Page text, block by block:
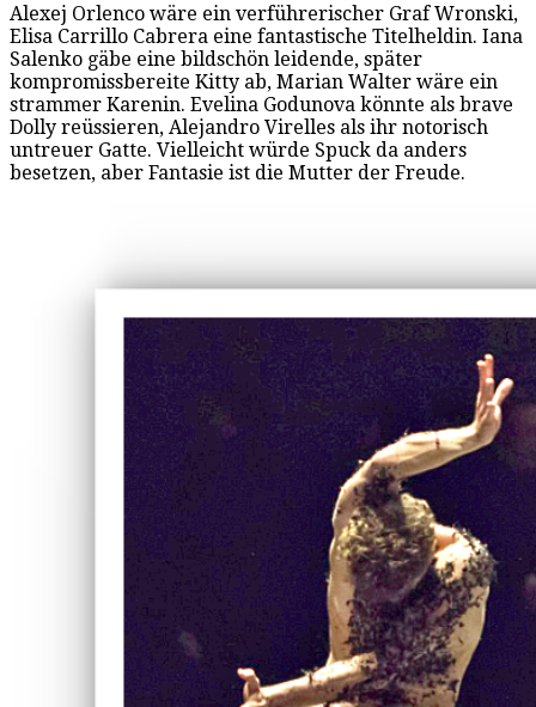
Alexej Orlenco wäre ein verführerischer Graf Wronski,
Elisa Carrillo Cabrera eine fantastische Titelheldin. Iana
Salenko gäbe eine bildschön leidende, später
kompromissbereite Kitty ab, Marian Walter wäre ein
strammer Karenin. Evelina Godunova könnte als brave
Dolly reüssieren, Alejandro Virelles als ihr notorisch
untreuer Gatte. Vielleicht würde Spuck da anders
besetzen, aber Fantasie ist die Mutter der Freude.